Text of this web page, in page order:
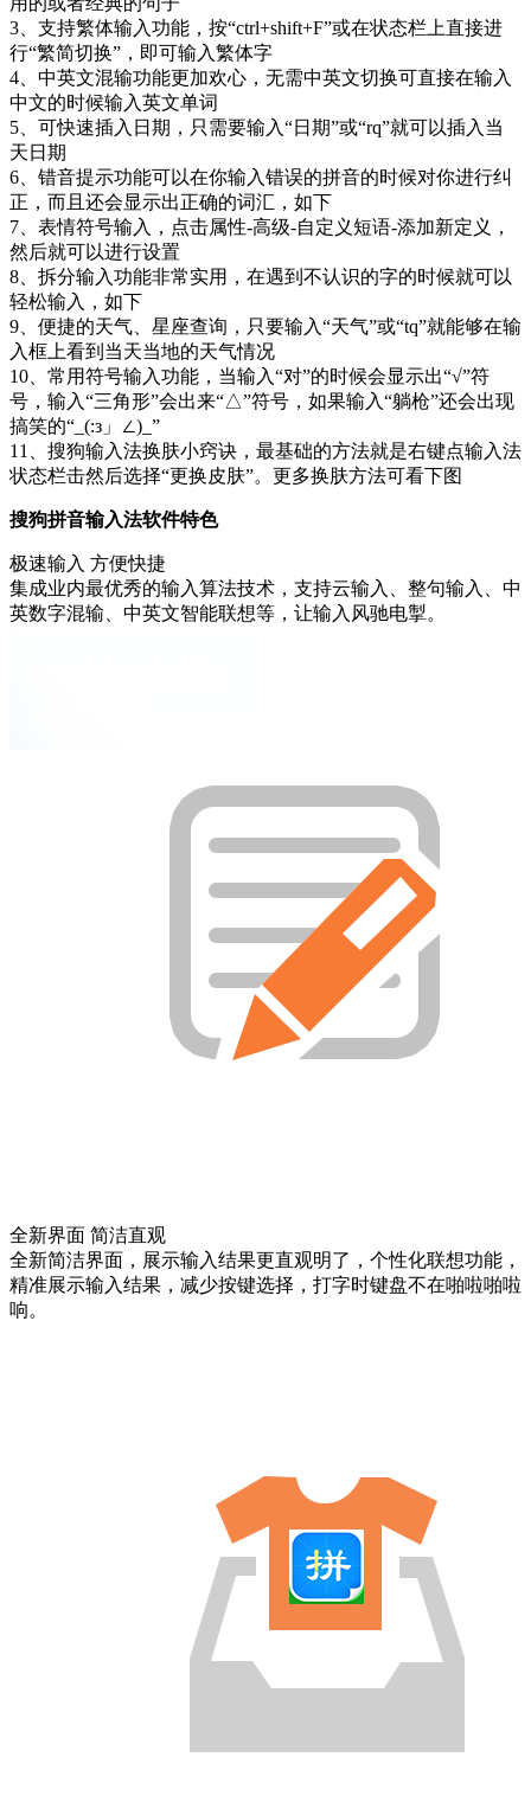
3、支持繁体输入功能，按“ctrl+shift+F”或在状态栏上直接进
行“繁简切换”，即可输入繁体字
4、中英文混输功能更加欢心，无需中英文切换可直接在输入
中文的时候输入英文单词
5、可快速插入日期，只需要输入“日期”或“rq”就可以插入当
天日期
6、错音提示功能可以在你输入错误的拼音的时候对你进行纠
正，而且还会显示出正确的词汇，如下
7、表情符号输入，点击属性-高级-自定义短语-添加新定义，
然后就可以进行设置
8、拆分输入功能非常实用，在遇到不认识的字的时候就可以
轻松输入，如下
9、便捷的天气、星座查询，只要输入“天气”或“tq”就能够在输
入框上看到当天当地的天气情况
10、常用符号输入功能，当输入“对”的时候会显示出“√”符
号，输入“三角形”会出来“△”符号，如果输入“躺枪”还会出现
搞笑的“_(:з」∠)_”
11、搜狗输入法换肤小窍诀，最基础的方法就是右键点输入法
状态栏击然后选择“更换皮肤”。更多换肤方法可看下图
搜狗拼音输入法软件特色
极速输入 方便快捷
集成业内最优秀的输入算法技术，支持云输入、整句输入、中
英数字混输、中英文智能联想等，让输入风驰电掣。
全新界面 简洁直观
全新简洁界面，展示输入结果更直观明了，个性化联想功能，
精准展示输入结果，减少按键选择，打字时键盘不在啪啦啪啦
响。